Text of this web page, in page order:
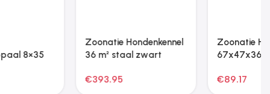
Zoonatie Hondenkennel
met dak 2x2x2,5 m